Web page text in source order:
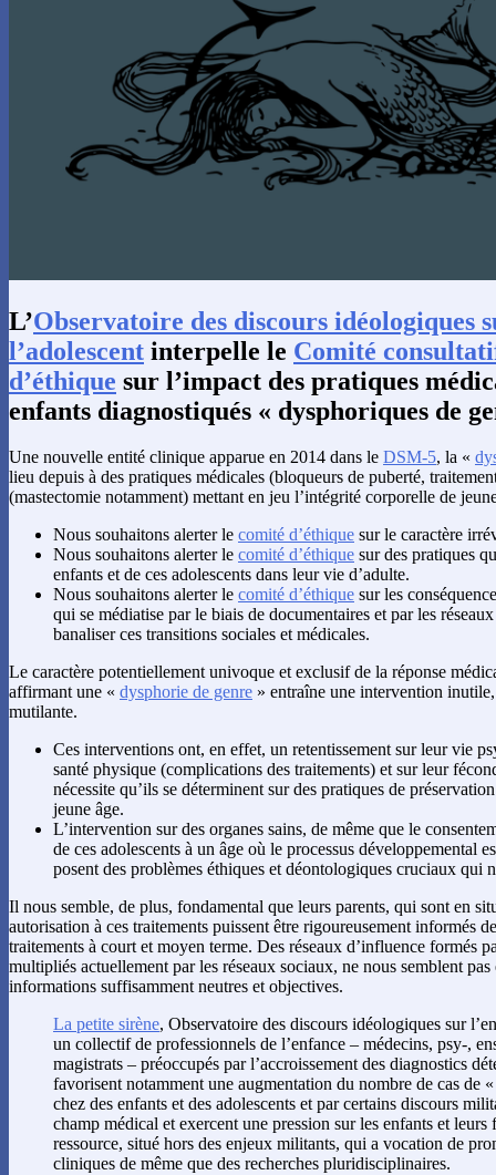
L’Observatoire des discours idéologiques
l’adolescent interpelle le Comité
d’éthique sur l’impact des pratiques
enfants diagnostiqués « dysphoriques de
Une nouvelle entité clinique apparue en 2014 dans le DSM-5, la «
lieu depuis à des pratiques médicales (bloqueurs de puberté,
(mastectomie notamment) mettant en jeu l’intégrité corporelle de
Nous souhaitons alerter le comité d’éthique sur le caractère
Nous souhaitons alerter le comité d’éthique sur des pratiques
enfants et de ces adolescents dans leur vie d’adulte.
Nous souhaitons alerter le comité d’éthique sur les
qui se médiatise par le biais de documentaires et par les
banaliser ces transitions sociales et médicales.
Le caractère potentiellement univoque et exclusif de la réponse
affirmant une « dysphorie de genre » entraîne une intervention
mutilante.
Ces interventions ont, en effet, un retentissement sur leur vie
santé physique (complications des traitements) et sur leur
nécessite qu’ils se déterminent sur des pratiques de
jeune âge.
L’intervention sur des organes sains, de même que le
de ces adolescents à un âge où le processus développemental
posent des problèmes éthiques et déontologiques cruciaux qui
Il nous semble, de plus, fondamental que leurs parents, qui sont en
autorisation à ces traitements puissent être rigoureusement informés
traitements à court et moyen terme. Des réseaux d’influence formés
multipliés actuellement par les réseaux sociaux, ne nous semblent
informations suffisamment neutres et objectives.
La petite sirène, Observatoire des discours idéologiques sur
un collectif de professionnels de l’enfance – médecins, psy-,
magistrats – préoccupés par l’accroissement des diagnostics
favorisent notamment une augmentation du nombre de cas de
chez des enfants et des adolescents et par certains discours
champ médical et exercent une pression sur les enfants et leurs
ressource, situé hors des enjeux militants, qui a vocation de
cliniques de même que des recherches pluridisciplinaires.